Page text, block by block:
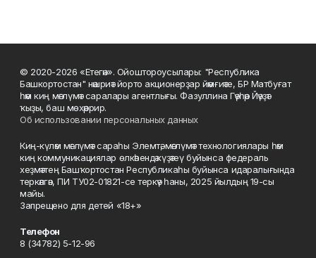
© 2020-2026 «Етегән». Ойоштороусылары: "Республика
Башкортостан" нәшриәт йорто акционерҙар йәмғиәте, БР Матбуғат
һәм киң мәғлүмәт саралары агентлығы. Фазуллина Гәүһәр Йәүҙәт
ҡыҙы, баш мөхәррир.
Об использовании персональных данных
Киң-күләм мәғлүмәт сараһы Элемтә, мәғлүмәт технологиялары һәм
киң коммуникациялар өлкәһендә күҙәтеү буйынса федераль
хеҙмәттең Башҡортостан Республикаһы буйынса идаралығында
теркәлгән, ПИ ТУ02-01821-се теркәү һаны, 2025 йылдың 19-сы
майы.
Запрещено для детей «18+»
Телефон
8 (34782) 5-12-96